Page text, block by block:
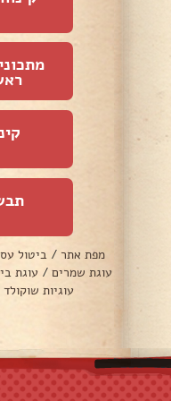
מפת אתר / ביטול
עוגת שמרים / עוגת
עוגיות